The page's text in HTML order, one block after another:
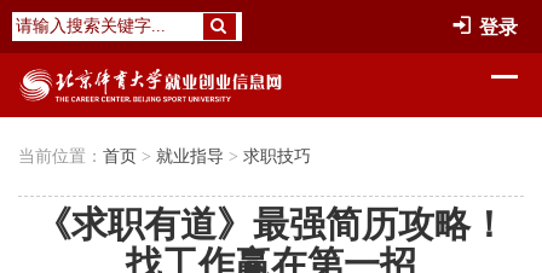
登录
当前位置： 首页 > 就业指导 > 求职技巧
《求职有道》最强简历攻略！
找工作赢在第一招